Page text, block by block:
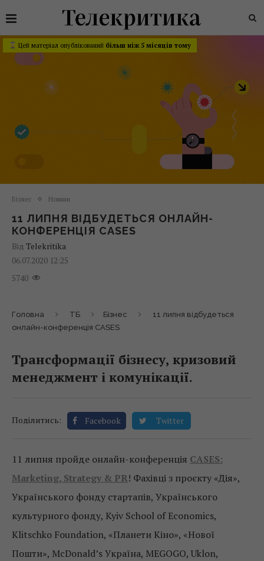
Цей матеріал опублікований більш ніж 5 місяців тому
Бізнес Новини
11 ЛИПНЯ ВІДБУДЕТЬСЯ ОНЛАЙН-
КОНФЕРЕНЦІЯ CASES
Від Telekritika
06.07.2020 12:25
5740
Головна ТБ Бізнес
11 липня відбудеться
онлайн-конференція CASES
Трансформації бізнесу, кризовий
менеджмент і комунікації.
Поділитись: Facebook Twitter
11 липня пройде онлайн-конференція CASES:
Marketing, Strategy & PR! Фахівці з проєкту «Дія»,
Українського фонду стартапів, Українського
культурного фонду, Kyiv School of Economics,
Klitschko Foundation, «Планети Кіно», «Нової
Пошти», McDonald’s Україна, MEGOGO, Uklon,